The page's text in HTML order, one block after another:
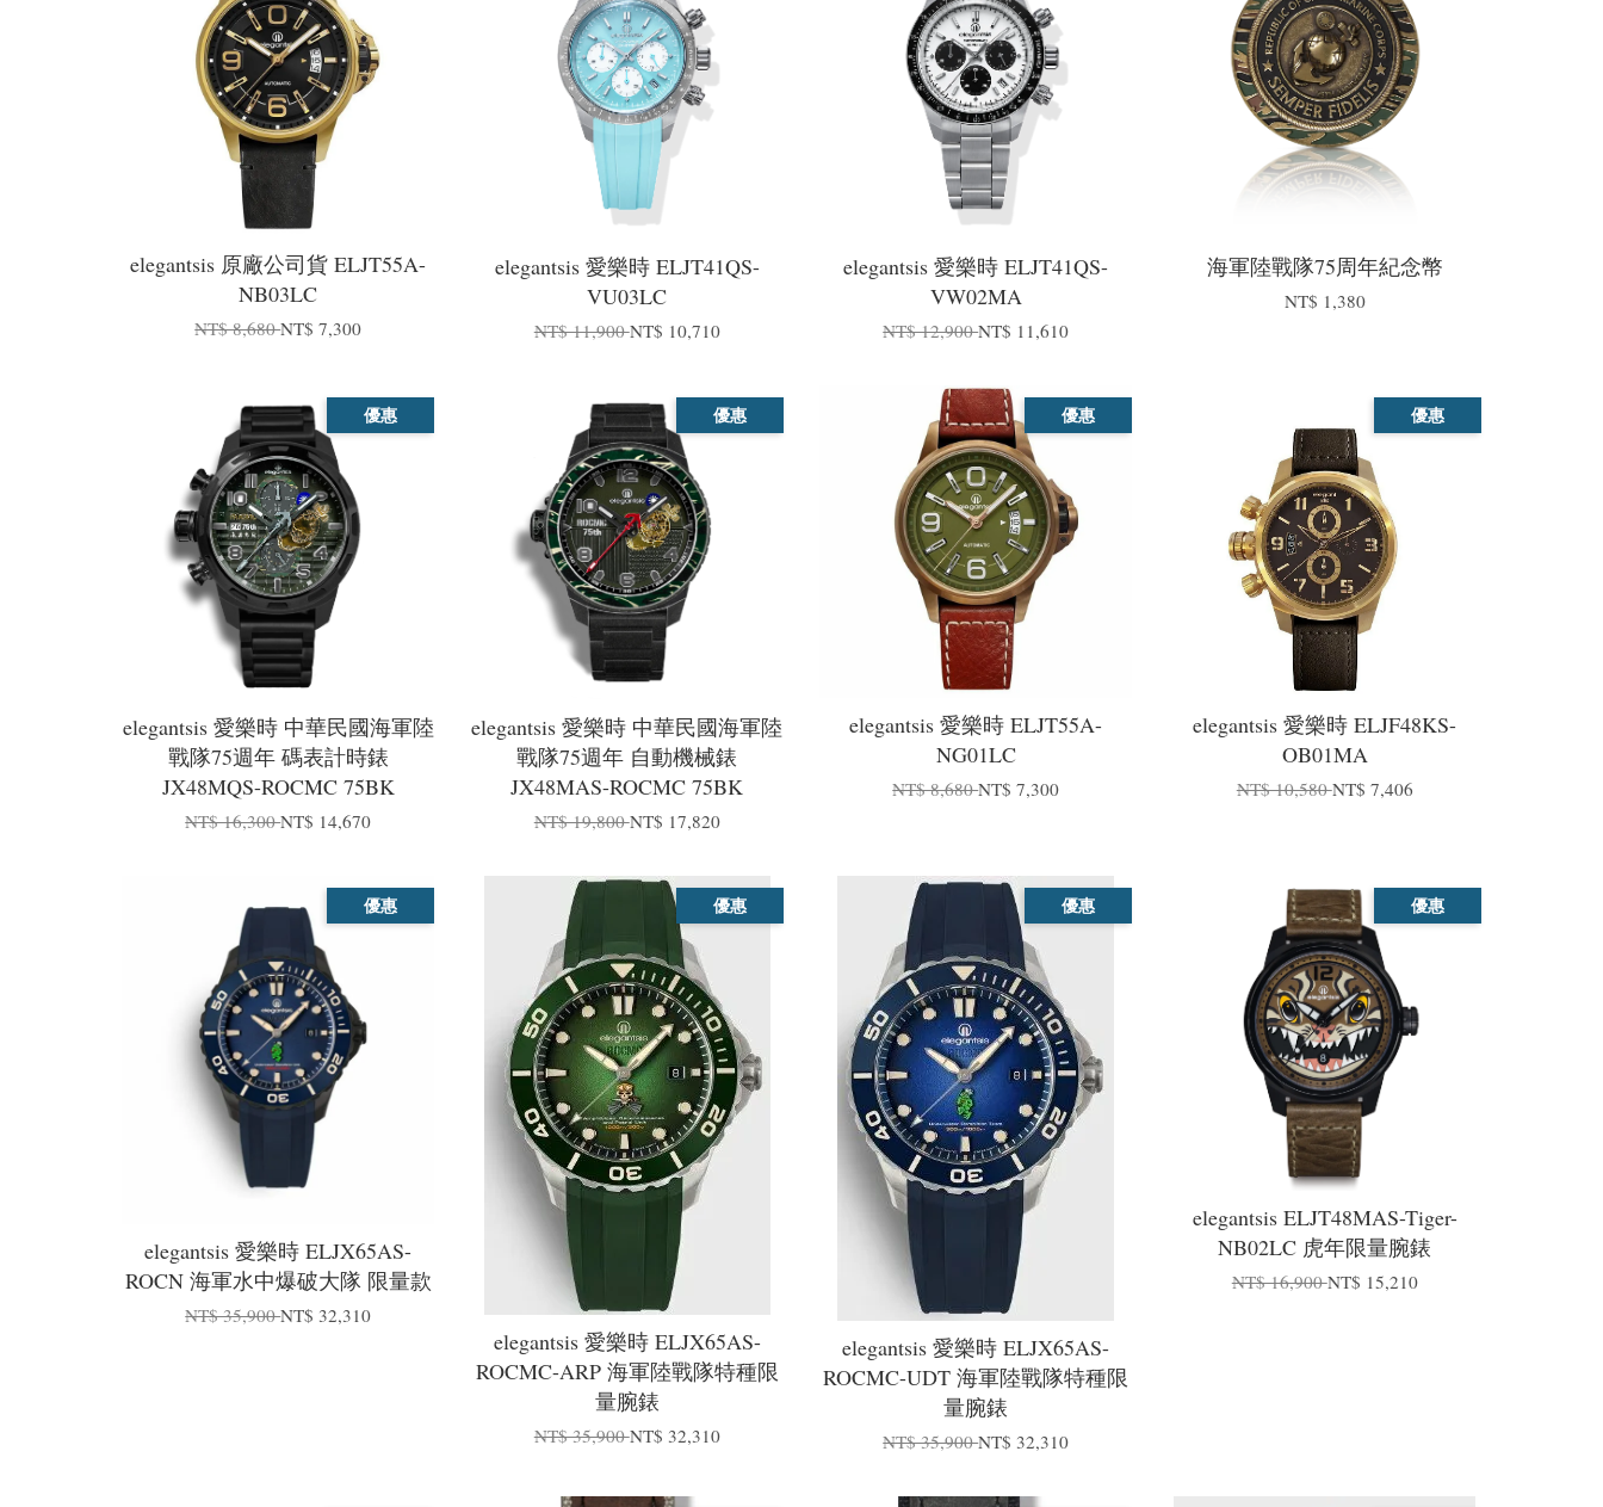
elegantsis 原廠公司貨 ELJT55A-
NB03LC
NT$ 8,680NT$ 7,300
elegantsis 愛樂時 ELJT41QS-
VU03LC
NT$ 11,900NT$ 10,710
elegantsis 愛樂時 ELJT41QS-
VW02MA
NT$ 12,900NT$ 11,610
海軍陸戰隊75周年紀念幣
NT$ 1,380
優惠
elegantsis 愛樂時 中華民國海軍陸
戰隊75週年 碼表計時錶
JX48MQS-ROCMC 75BK
NT$ 16,300NT$ 14,670
優惠
elegantsis 愛樂時 中華民國海軍陸
戰隊75週年 自動機械錶
JX48MAS-ROCMC 75BK
NT$ 19,800NT$ 17,820
優惠
elegantsis 愛樂時 ELJT55A-
NG01LC
NT$ 8,680NT$ 7,300
優惠
elegantsis 愛樂時 ELJF48KS-
OB01MA
NT$ 10,580NT$ 7,406
優惠
elegantsis 愛樂時 ELJX65AS-
ROCN 海軍水中爆破大隊 限量款
NT$ 35,900NT$ 32,310
優惠
elegantsis 愛樂時 ELJX65AS-
ROCMC-ARP 海軍陸戰隊特種限
量腕錶
NT$ 35,900NT$ 32,310
優惠
elegantsis 愛樂時 ELJX65AS-
ROCMC-UDT 海軍陸戰隊特種限
量腕錶
NT$ 35,900NT$ 32,310
優惠
elegantsis ELJT48MAS-Tiger-
NB02LC 虎年限量腕錶
NT$ 16,900NT$ 15,210